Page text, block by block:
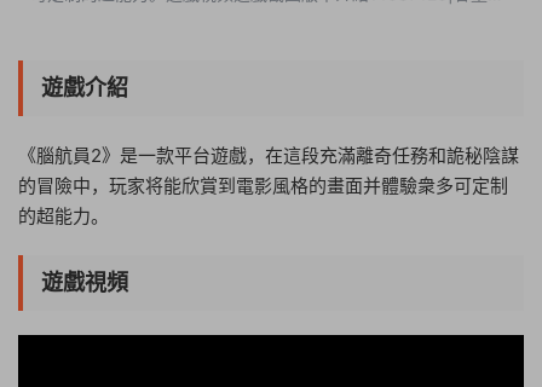
遊戲介紹
《腦航員2》是一款平台遊戲，在這段充滿離奇任務和詭秘陰謀
的冒險中，玩家将能欣賞到電影風格的畫面并體驗衆多可定制
的超能力。
遊戲視頻